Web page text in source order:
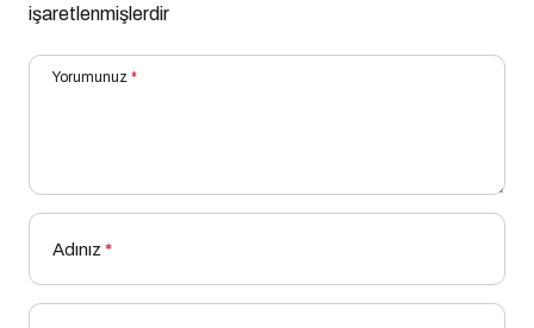
işaretlenmişlerdir
Yorumunuz *
Adınız *